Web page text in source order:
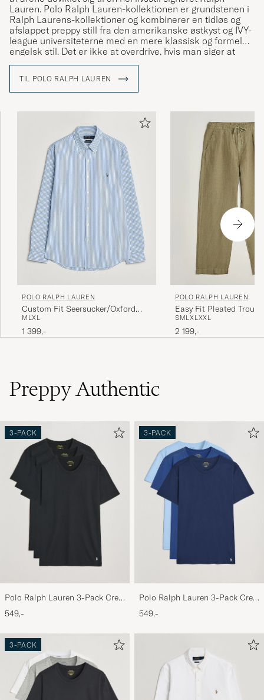
HANS O KØBTE PÅ CAREOFCARL.NO
Pen, nøytral i snittet. Litt liten i str. Måtte bytte
til en størrelse større en vanlig.
ERLING R KØBTE PÅ CAREOFCARL.NO
Lauren. Polo Ralph Lauren-kollektionen er grundstenen i
Ralph Laurens-kollektioner og kombinerer en tidløs og
afslappet preppy still fra den amerikanske østkyst og IVY-
league universiteterne med en mere klassisk og formel
engelsk stil. Det er ikke at overdrive, hvis man siger at
Ralph Lauren har været med til at definere den
TIL POLO RALPH LAUREN
POLO RALPH LAUREN
Custom Fit Seersucker/Oxford
Stripe Shirt Blue
M LXL
1 399,-
POLO RALPH LAUREN
Easy Fit Pleated
Green
SMLXLXXL
2 199,-
Preppy Authentic
3-PACK
Polo Ralph Lauren 3-Pack Crew
Neck T-Shirt Black
549,-
3-PACK
Polo Ralph Lauren 3-Pack Crew
Neck T-Shirt Navy/Light
Navy/Elite Blue
549,-
3-PACK